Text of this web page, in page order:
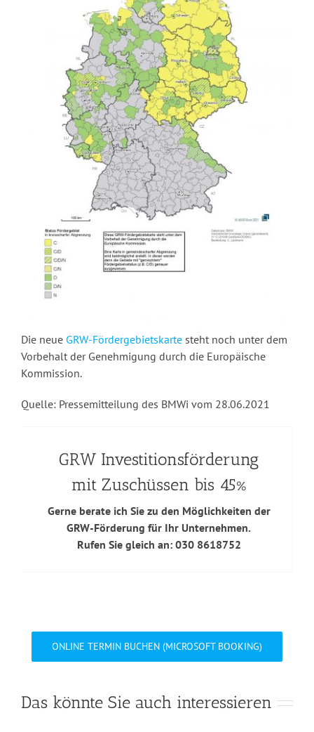
Die neue GRW-Fördergebietskartesteht noch unter dem
Vorbehalt der Genehmigung durch die Europäische
Kommission.
Quelle: Pressemitteilung des BMWi vom 28.06.2021
GRW Investitionsförderung
mit Zuschüssen bis 45%
Gerne berate ich Sie zu den Möglichkeiten der
GRW-Förderung für Ihr Unternehmen.
Rufen Sie gleich an: 030 8618752
ONLINE TERMIN BUCHEN (MICROSOFT BOOKING)
Das könnte Sie auch interessieren